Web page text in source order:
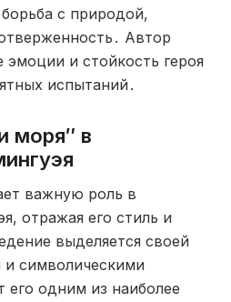
с природой,
Автор
эмоции и стойкость героя
испытаний․
моря″ в
важную роль в
отражая его стиль и
выделяется своей
и символическими
его одним из наиболее